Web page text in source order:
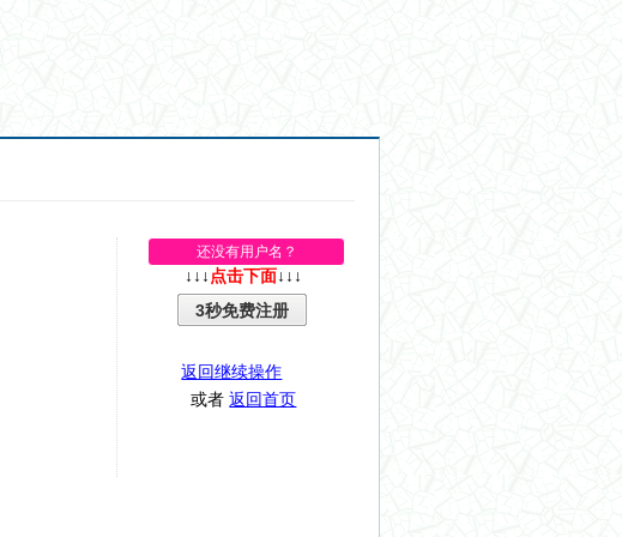
还没有用户名？
↓↓↓ 点击下面 ↓↓↓
3秒免费注册
返回继续操作
或者返回首页